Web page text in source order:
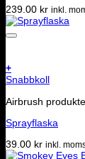
239.00 kr inkl.
+
Snabbkoll
Airbrush
Sprayflaska
39.00 kr inkl.